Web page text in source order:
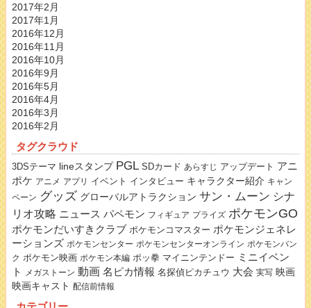
2017年2月
2017年1月
2016年12月
2016年11月
2016年10月
2016年9月
2016年5月
2016年4月
2016年3月
2016年2月
タグクラウド
3DSテーマ lineスタンプ PGL SDカード あらすじ アップデート アニ
ポケ アニメ アプリ イベント インタビュー キャラクター紹介 キャン
ペーン グッズ グローバルアトラクション サン・ムーン シナ
リオ攻略 ニュース パペモン フィギュア プライズ ポケモンGO
ポケモンだいすきクラブ ポケモンコマスター ポケモンジェネレ
ーションズ ポケモンセンター ポケモンセンターオンライン ポケモンバン
ク ポケモン映画 ポケモン本編 ポッ拳 マイニンテンドー ミニイベン
ト
メガストーン 動画 名ピカ情報 名探偵ピカチュウ 大会 実写 映画
映画キャスト 配信前情報